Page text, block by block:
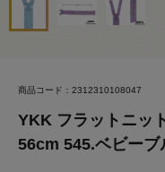
商品コード：2312310108047
YKK フラットニッ
56cm 545.ベビーブ